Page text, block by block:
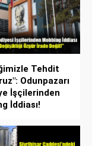
Tehdit
Odunpazarı
İşçilerinden
İddiası!